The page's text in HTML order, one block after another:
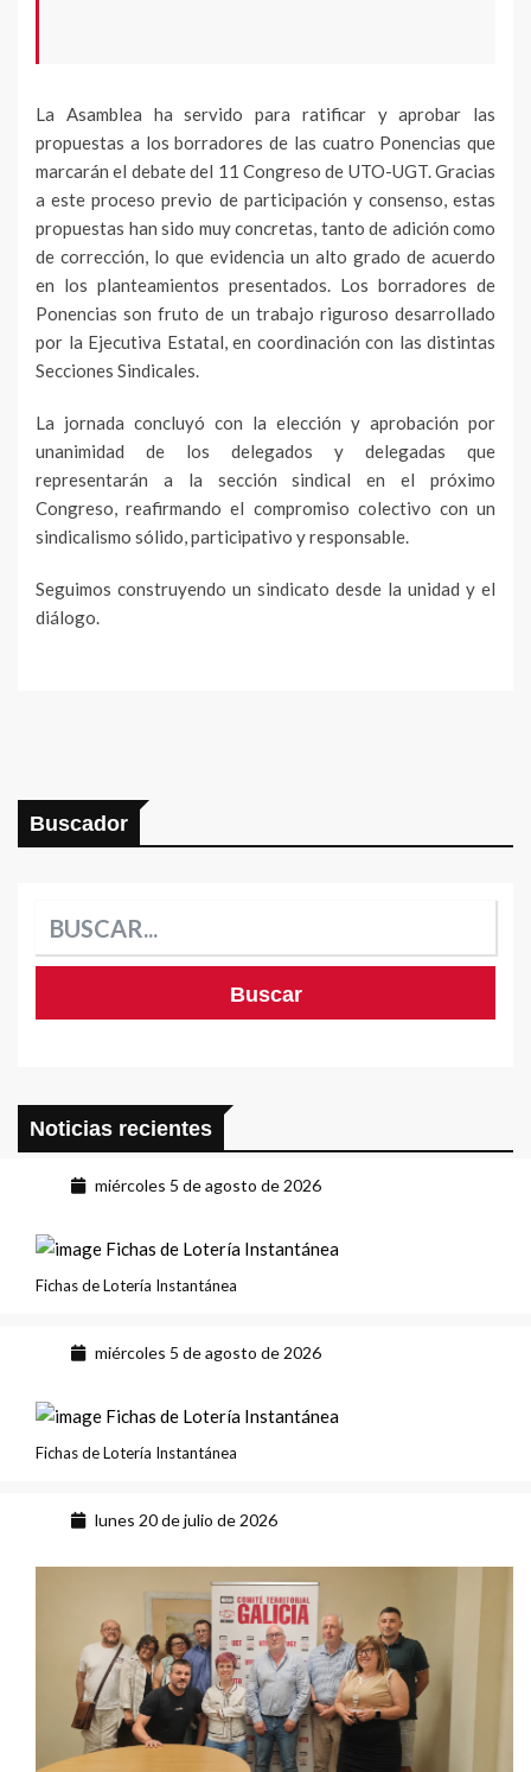
La Asamblea ha servido para ratificar y aprobar las
propuestas a los borradores de las cuatro Ponencias que
marcarán el debate del 11 Congreso de UTO-UGT. Gracias
a este proceso previo de participación y consenso, estas
propuestas han sido muy concretas, tanto de adición como
de corrección, lo que evidencia un alto grado de acuerdo
en los planteamientos presentados. Los borradores de
Ponencias son fruto de un trabajo riguroso desarrollado
por la Ejecutiva Estatal, en coordinación con las distintas
Secciones Sindicales.
La jornada concluyó con la elección y aprobación por
unanimidad de los delegados y delegadas que
representarán a la sección sindical en el próximo
Congreso, reafirmando el compromiso colectivo con un
sindicalismo sólido, participativo y responsable.
Seguimos construyendo un sindicato desde la unidad y el
diálogo.
Buscador
Noticias recientes
miércoles 5 de agosto de 2026
Fichas de Lotería Instantánea
miércoles 5 de agosto de 2026
Fichas de Lotería Instantánea
lunes 20 de julio de 2026